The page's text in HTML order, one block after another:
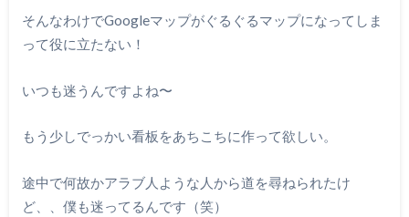
そんなわけでGoogleマップがぐるぐるマップになってしま
って役に立たない！
いつも迷うんですよね〜
もう少しでっかい看板をあちこちに作って欲しい。
途中で何故かアラブ人ような人から道を尋ねられたけ
ど、、僕も迷ってるんです（笑）